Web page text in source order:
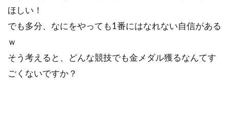
ほしい！
でも多分、なにをやっても1番にはなれない自信がある
ｗ
そう考えると、どんな競技でも金メダル獲るなんてす
ごくないですか？